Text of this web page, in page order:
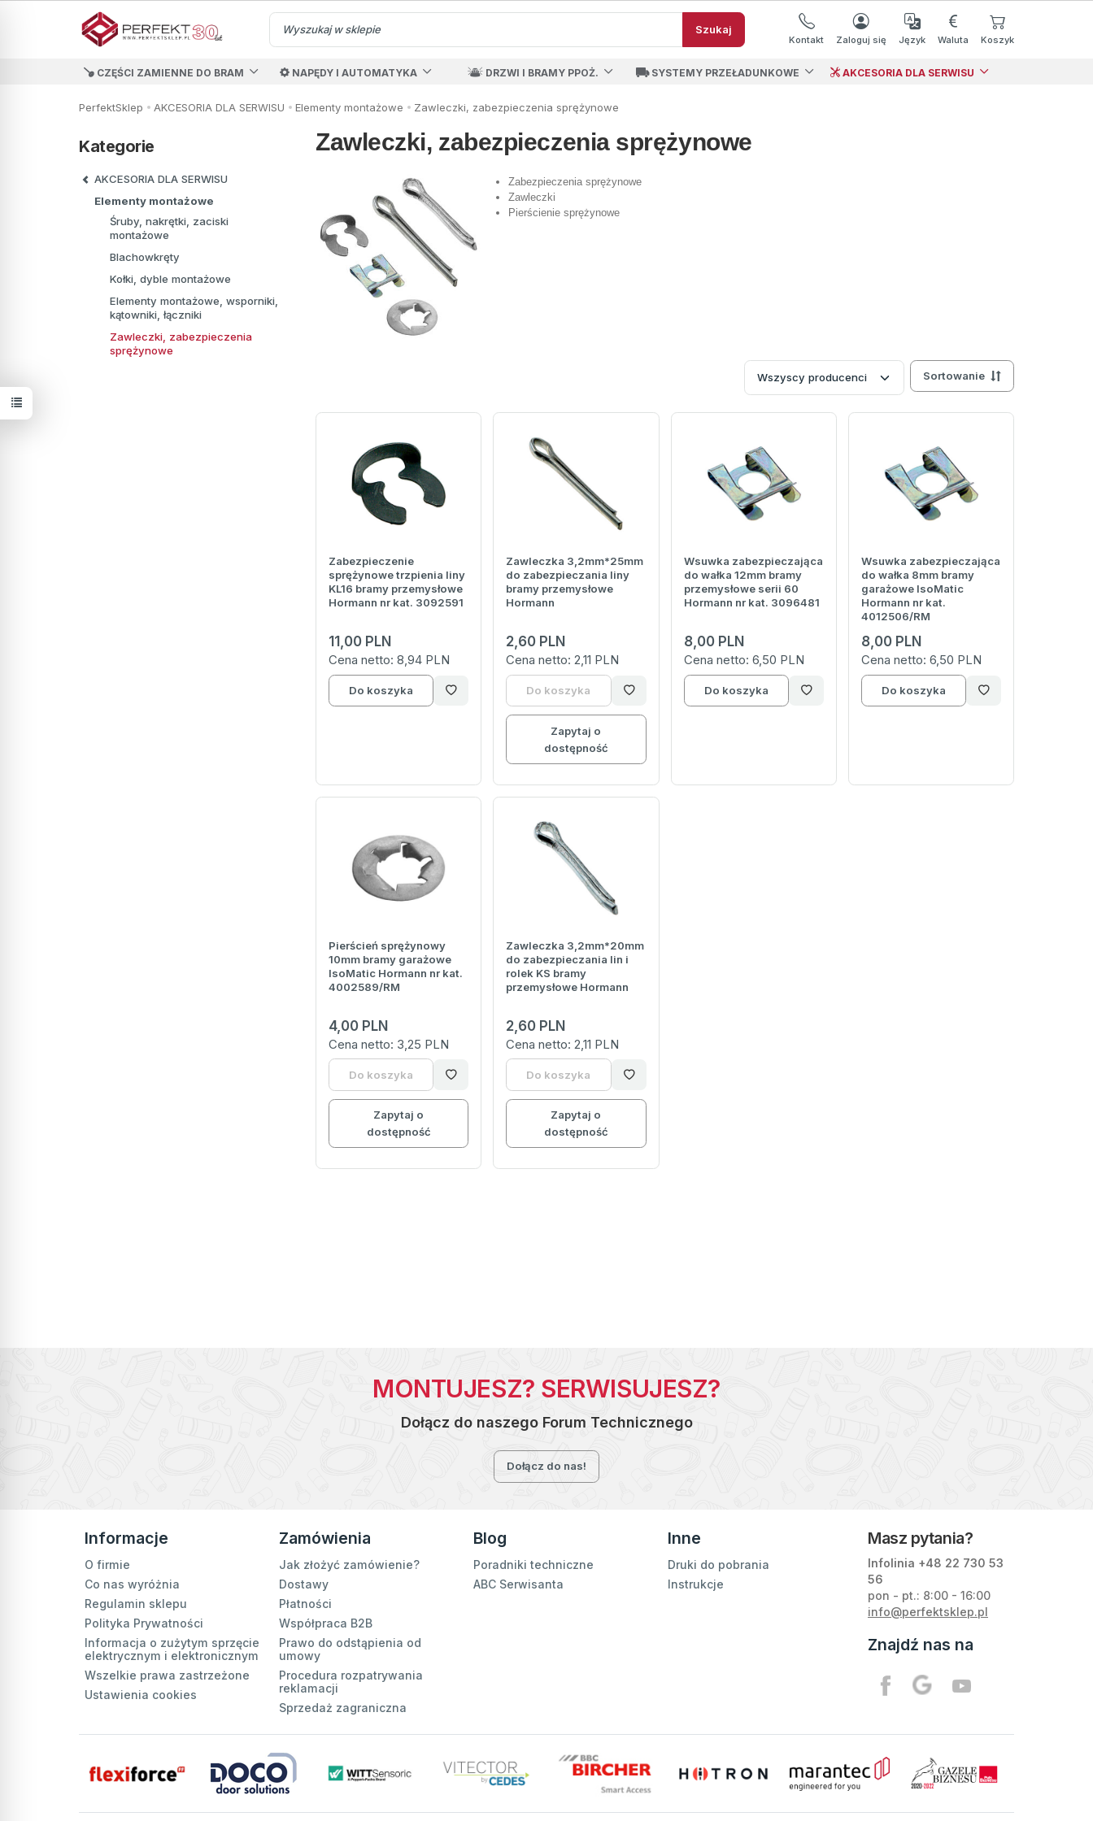
Szukaj
Kontakt Zaloguj się Język Waluta Koszyk
CZĘŚCI ZAMIENNE DO BRAM NAPĘDY I AUTOMATYKA DRZWI I BRAMY PPOŻ. SYSTEMY PRZEŁADUNKOWE AKCESORIA DLA SERWISU
PerfektSklep AKCESORIA DLA SERWISU Elementy montażowe Zawleczki, zabezpieczenia sprężynowe
Zawleczki, zabezpieczenia sprężynowe
Zabezpieczenia sprężynowe
Zawleczki
Pierścienie sprężynowe
Sortowanie
Zabezpieczenie
sprężynowe trzpienia liny
KL16 bramy przemysłowe
Hormann nr kat. 3092591
11,00 PLN
Cena netto: 8,94 PLN
Do koszyka
Zawleczka 3,2mm*25mm
do zabezpieczania liny
bramy przemysłowe
Hormann
2,60 PLN
Cena netto:2,11 PLN
Do koszyka
Zapytaj o
dostępność
Wsuwka zabezpieczająca
do wałka 12mm bramy
przemysłowe serii 60
Hormann nr kat. 3096481
8,00 PLN
Cena netto: 6,50 PLN
Do koszyka
Wsuwka zabezpieczająca
do wałka 8mm bramy
garażowe IsoMatic
Hormann nr kat.
4012506/RM
8,00 PLN
Cena netto: 6,50 PLN
Do koszyka
Pierścień sprężynowy
10mm bramy garażowe
IsoMatic Hormann nr kat.
4002589/RM
4,00 PLN
Cena netto: 3,25 PLN
Do koszyka
Zapytaj o
dostępność
Zawleczka 3,2mm*20mm
do zabezpieczania lin i
rolek KS bramy
przemysłowe Hormann
2,60 PLN
Cena netto:2,11 PLN
Do koszyka
Zapytaj o
dostępność
Kategorie
AKCESORIA DLA SERWISU
Elementy montażowe
Śruby, nakrętki, zaciski
montażowe
Blachowkręty
Kołki, dyble montażowe
Elementy montażowe, wsporniki,
kątowniki, łączniki
Zawleczki, zabezpieczenia
sprężynowe
MONTUJESZ? SERWISUJESZ?
Dołącz do naszego Forum Technicznego
Dołącz do nas!
Informacje
O firmie
Co nas wyróżnia
Regulamin sklepu
Polityka Prywatności
Informacja o zużytym sprzęcie
elektrycznym i elektronicznym
Wszelkie prawa zastrzeżone
Ustawienia cookies
Zamówienia
Jak złożyć zamówienie?
Dostawy
Płatności
Współpraca B2B
Prawo do odstąpienia od
umowy
Procedura rozpatrywania
reklamacji
Sprzedaż zagraniczna
Blog
Poradniki techniczne
ABC Serwisanta
Inne
Druki do pobrania
Instrukcje
Masz pytania?
Infolinia +48 22 730 53
56
pon - pt.: 8:00 - 16:00
info@perfektsklep.pl
Znajdź nas na